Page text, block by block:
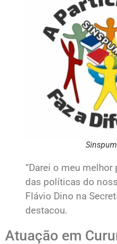
“Darei o meu
das políticas do
Flávio Dino na
destacou.
Atuação em